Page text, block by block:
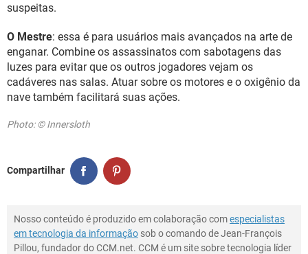
suspeitas.
O Mestre: essa é para usuários mais avançados na arte de
enganar. Combine os assassinatos com sabotagens das
luzes para evitar que os outros jogadores vejam os
cadáveres nas salas. Atuar sobre os motores e o oxigênio da
nave também facilitará suas ações.
Photo: © Innersloth
Compartilhar
Nosso conteúdo é produzido em colaboração comespecialistas
em tecnologia da informação sob o comando de Jean-François
Pillou, fundador do CCM.net. CCM é um site sobre tecnologia líder